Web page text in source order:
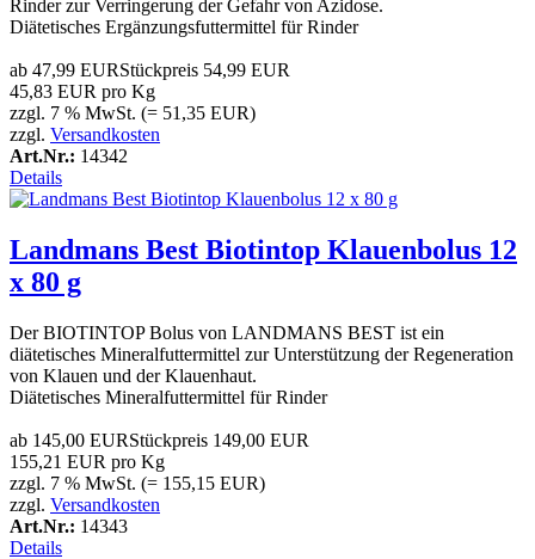
Rinder zur Verringerung der Gefahr von Azidose.
Diätetisches Ergänzungsfuttermittel für Rinder
ab 47,99 EURStückpreis 54,99 EUR
45,83 EUR pro Kg
zzgl. 7 % MwSt. (= 51,35 EUR)
zzgl. Versandkosten
Art.Nr.: 14342
Details
Landmans Best Biotintop Klauenbolus 12
x 80 g
Der BIOTINTOP Bolus von LANDMANS BEST ist ein
diätetisches Mineralfuttermittel zur Unterstützung der Regeneration
von Klauen und der Klauenhaut.
Diätetisches Mineralfuttermittel für Rinder
ab 145,00 EURStückpreis 149,00 EUR
155,21 EUR pro Kg
zzgl. 7 % MwSt. (= 155,15 EUR)
zzgl. Versandkosten
Art.Nr.: 14343
Details